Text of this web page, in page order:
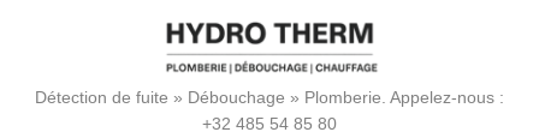
Détection de fuite » Débouchage » Plomberie. Appelez-nous :
+32 485 54 85 80